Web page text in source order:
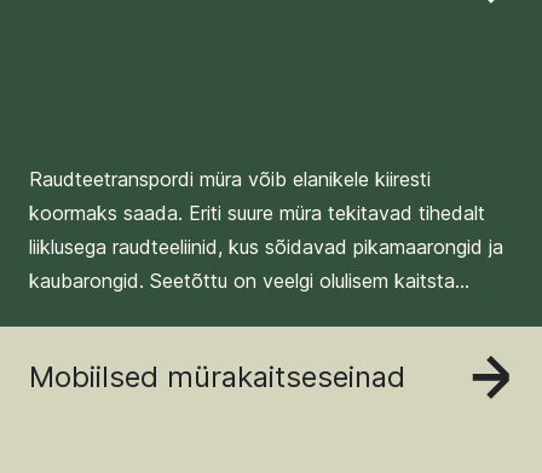
Raudteetranspordi müra võib elanikele kiiresti
koormaks saada. Eriti suure müra tekitavad tihedalt
liiklusega raudteeliinid, kus sõidavad pikamaarongid ja
kaubarongid. Seetõttu on veelgi olulisem kaitsta
raudteeliinide äärde mürabarjääride paigaldamise
Mobiilsed mürakaitseseinad